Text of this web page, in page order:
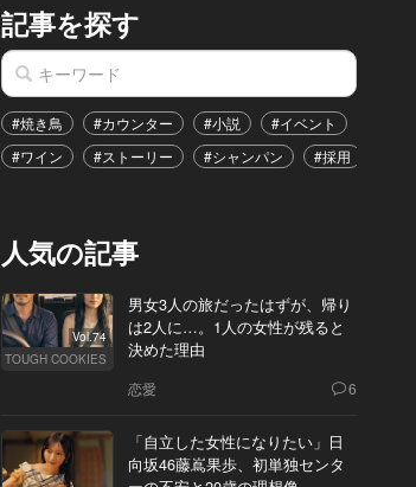
記事を探す
#焼き鳥 #カウンター #小説 #イベント
#ワイン
#ストーリー #シャンパン #採用
人気の記事
Vol.74
TOUGH COOKIES
男女3人の旅だったはずが、帰り
は2人に…。1人の女性が残ると
決めた理由
恋愛 6
「自立した女性になりたい」日
向坂46藤嶌果歩、初単独センタ